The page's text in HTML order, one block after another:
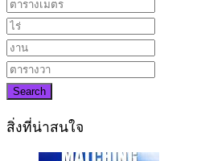
Search
สิ่งที่น่าสนใจ